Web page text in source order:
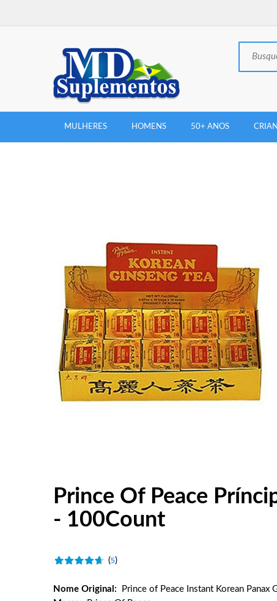
MULHERES HOMENS 50+ ANOS
Prince Of Peace
- 100Count
(5)
Nome Original:
Prince of Peace Instant Korean Panax